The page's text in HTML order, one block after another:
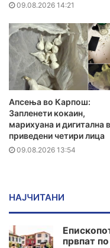
09.08.2026 14:21
Апсења во Карпош:
Запленети кокаин,
марихуана и дигитална
приведени четири лица
09.08.2026 13:54
НАЈЧИТАНИ
првпат